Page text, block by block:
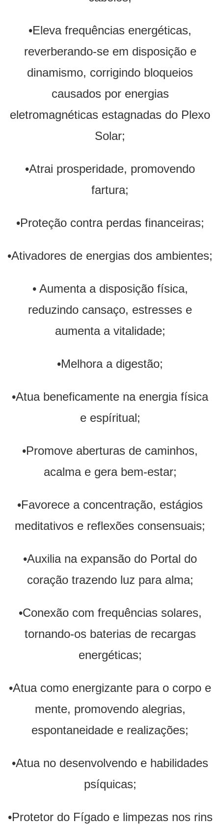
•Eleva frequências energéticas,
reverberando-se em disposição e
dinamismo, corrigindo bloqueios
causados por energias
eletromagnéticas estagnadas do Plexo
Solar;
•Atrai prosperidade, promovendo
fartura;
•Proteção contra perdas financeiras;
•Ativadores de energias dos ambientes;
• Aumenta a disposição física,
reduzindo cansaço, estresses e
aumenta a vitalidade;
•Melhora a digestão;
•Atua beneficamente na energia física
e espíritual;
•Promove aberturas de caminhos,
acalma e gera bem-estar;
•Favorece a concentração, estágios
meditativos e reflexões consensuais;
•Auxilia na expansão do Portal do
coração trazendo luz para alma;
•Conexão com frequências solares,
tornando-os baterias de recargas
energéticas;
•Atua como energizante para o corpo e
mente, promovendo alegrias,
espontaneidade e realizações;
•Atua no desenvolvendo e habilidades
psíquicas;
•Protetor do Fígado e limpezas nos rins